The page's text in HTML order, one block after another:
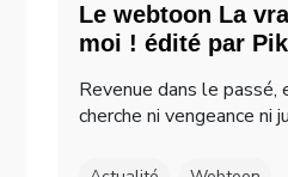
Le webtoon La
moi ! édité par
Revenue dans le passé,
cherche ni vengeance ni